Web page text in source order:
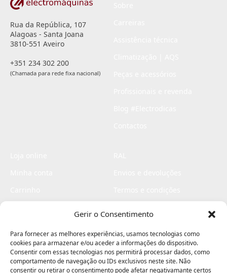
Gerir o Consentimento
Para fornecer as melhores experiências, usamos tecnologias como
cookies para armazenar e/ou aceder a informações do dispositivo.
Consentir com essas tecnologias nos permitirá processar dados, como
comportamento de navegação ou IDs exclusivos neste site. Não
consentir ou retirar o consentimento pode afetar negativamante certos
Rua da República, 107
Alagoas - Santa Joana
3810-551 Aveiro
+351 234 302 200
(Chamada para rede fixa nacional)
Livro de elogios